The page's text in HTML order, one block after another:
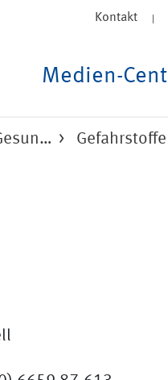
Kontakt
Medien-
Gefahrstoffe